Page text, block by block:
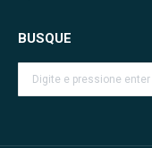
BUSQUE
Search: